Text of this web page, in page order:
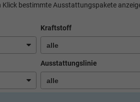
Klick bestimmte Ausstattungspakete
Kraftstoff
Ausstattungslinie